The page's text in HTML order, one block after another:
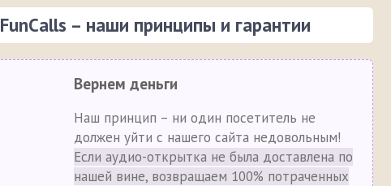
FunCalls – наши принципы и гарантии
Вернем деньги
Наш принцип – ни один посетитель не
должен уйти с нашего сайта недовольным!
Если аудио-открытка не была доставлена по
нашей вине, возвращаем 100% потраченных